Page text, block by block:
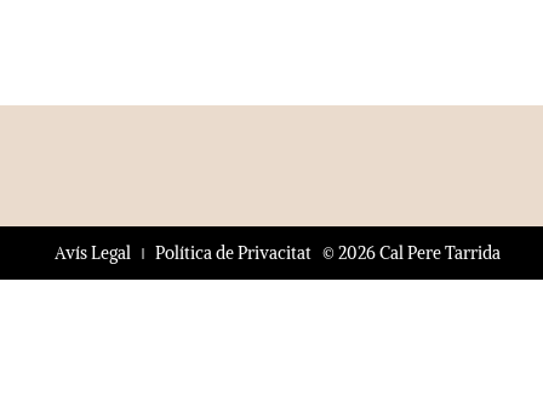
© 2026 Cal Pere Tarrida
Avís Legal Política de Privacitat